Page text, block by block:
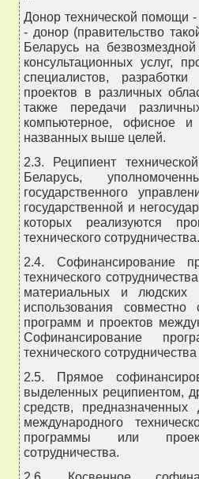
Донор технической помощи
- донор (правительство
Беларусь на
консультационных услуг,
специалистов,
проектов в различных
также передачи
компьютерное, офисное
названных выше целей.
2.3. Реципиент
Беларусь,
государственного
государственной и
которых реализуются
технического сотрудничества.
2.4. Софинансирование
технического
материальных и людских
использования
программ и проектов
Софинансирование
технического
2.5. Прямое
выделенных реципиентом,
средств,
международного
программы или
сотрудничества.